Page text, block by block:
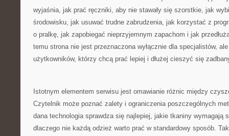
wyjaśnia, jak prać ręczniki, aby nie stawały się szorstkie, jak
środowisku, jak usuwać trudne zabrudzenia, jak korzystać z
o pralkę, jak zapobiegać nieprzyjemnym zapachom i jak
temu strona nie jest przeznaczona wyłącznie dla specjalistów,
użytkowników, którzy chcą prać lepiej i dłużej cieszyć się
Istotnym elementem serwisu jest omawianie różnic między
Czytelnik może poznać zalety i ograniczenia poszczególnych
dana technologia sprawdza się najlepiej, jakie tkaniny wymagają
dlaczego nie każdą odzież warto prać w standardowy sposób.